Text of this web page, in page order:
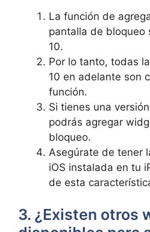
La función de
pantalla de bloqueo
10.
Por lo tanto, todas‌
10 en adelante son
función.
Si tienes una
podrás agregar
bloqueo.
Asegúrate‌ de tener
iOS‌ instalada en tu
de esta
3. ¿Existen otros⁢